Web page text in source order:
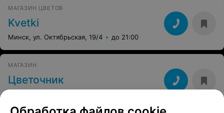
МАГАЗИН ЦВЕТОВ
Kvetki
Минск, ул. Октябрьская, 19/4 до 21:00
МАГАЗИН
Цветочник